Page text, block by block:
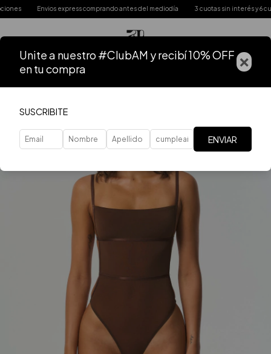
Envios express comprando antes del mediodía 3 cuotas sin interés y 6
Unite a nuestro #ClubAM y recibí 10% OFF
en tu compra
×
SUSCRIBITE
ENVIAR